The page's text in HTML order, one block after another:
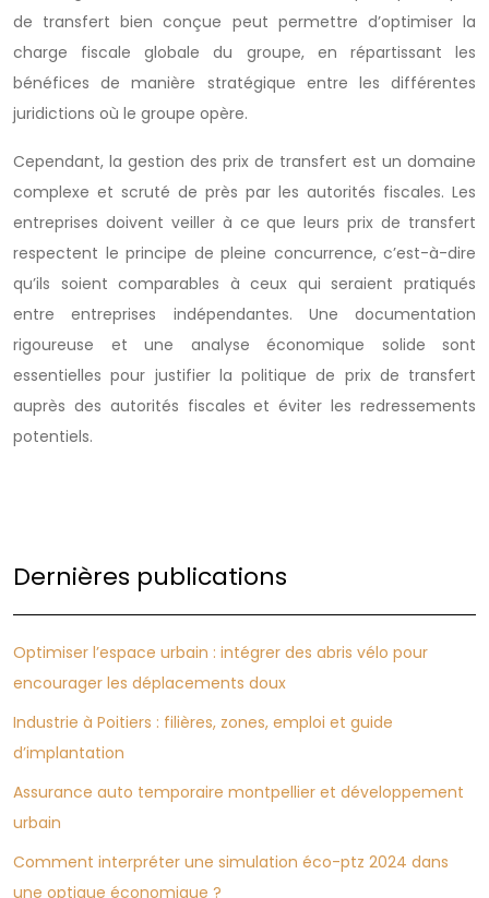
de transfert bien conçue peut permettre d’optimiser la
charge fiscale globale du groupe, en répartissant les
bénéfices de manière stratégique entre les différentes
juridictions où le groupe opère.
Cependant, la gestion des prix de transfert est un domaine
complexe et scruté de près par les autorités fiscales. Les
entreprises doivent veiller à ce que leurs prix de transfert
respectent le principe de pleine concurrence, c’est-à-dire
qu’ils soient comparables à ceux qui seraient pratiqués
entre entreprises indépendantes. Une documentation
rigoureuse et une analyse économique solide sont
essentielles pour justifier la politique de prix de transfert
auprès des autorités fiscales et éviter les redressements
potentiels.
Dernières publications
Optimiser l’espace urbain : intégrer des abris vélo pour
encourager les déplacements doux
Industrie à Poitiers : filières, zones, emploi et guide
d’implantation
Assurance auto temporaire montpellier et développement
urbain
Comment interpréter une simulation éco-ptz 2024 dans
une optique économique ?